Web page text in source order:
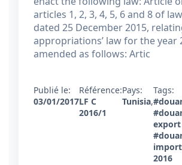
articles 1, 2, 3, 4, 5, 6 and 8 of
dated 25 December 2015,
appropriations’ law for the year
amended as follows: Artic
Publié le:
03/01/2017
Référence:
LF C
2016/1
Pays:
Tunisia,
Tags:
export
import
2016